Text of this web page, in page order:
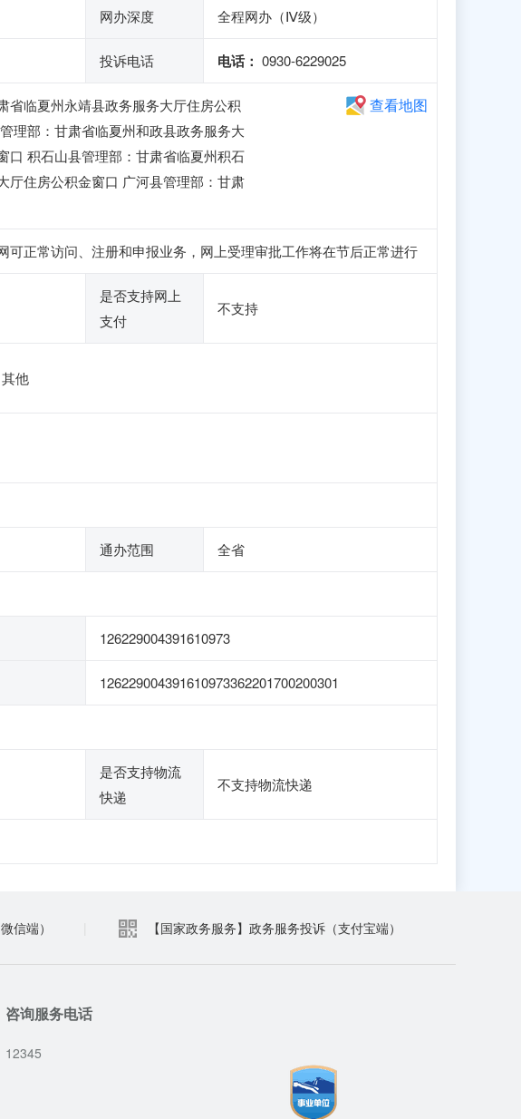
网办深度 全程网办（Ⅳ级）
投诉电话 电话： 0930-6229025
省临夏州永靖县政务服务大厅住房公积
理部：甘肃省临夏州和政县政务服务大
口 积石山县管理部：甘肃省临夏州积石
厅住房公积金窗口 广河县管理部：甘肃
查看地图
正常访问、注册和申报业务，网上受理审批工作将在节后正常进行
是否支持网上
支付
不支持
他
通办范围 全省
126229004391610973
126229004391610973362201700200301
是否支持物流
快递
不支持物流快递
信端） 【国家政务服务】政务服务投诉（支付宝端）
咨询服务电话
12345